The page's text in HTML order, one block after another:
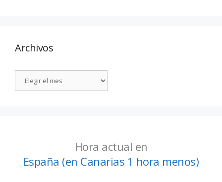
Archivos
Hora actual en
España (en Canarias 1 hora menos)